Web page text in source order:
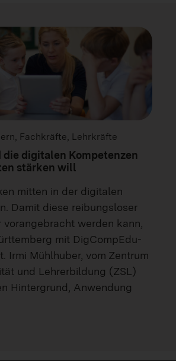
Fachkräfte, Lehrkräfte
die digitalen Kompetenzen
stärken will
mitten in der digitalen
Damit diese reibungsloser
werden kann,
mit DigCompEdu-
Irmi Mühlhuber, vom Zentrum
und Lehrerbildung (ZSL)
Hintergrund, Anwendung